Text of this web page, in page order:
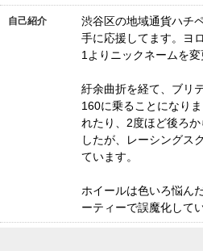
自己紹介
渋谷区の地域通貨ハチ
手に応援してます。ヨ
1よりニックネームを変
紆余曲折を経て、ブリ
160に乗ることになり
れたり、2度ほど後ろ
したが、レーシングス
ています。
ホイールは色いろ悩ん
ーティーで誤魔化して